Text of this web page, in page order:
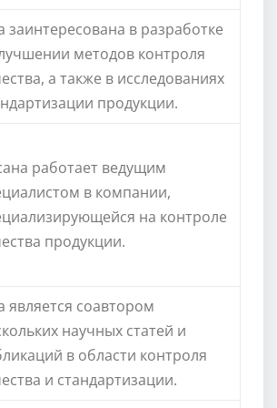
заинтересована в разработке
методов контроля
а также в исследованиях
продукции.
работает ведущим
в компании,
на контроле
продукции.
является соавтором
научных статей и
в области контроля
и стандартизации.